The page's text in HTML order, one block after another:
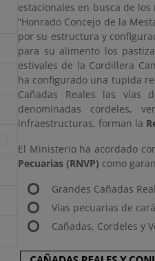
estacionales en busca de
“Honrado Concejo de la
por su estructura y
para su alimento los
estivales de la Cordillera
ha configurado una tupida
Cañadas Reales las vías
denominadas cordeles,
infraestructuras, forman la
El Ministerio ha acordado
Pecuarias (RNVP) como
Grandes Cañadas
Vías pecuarias de
Cañadas, Cordeles y